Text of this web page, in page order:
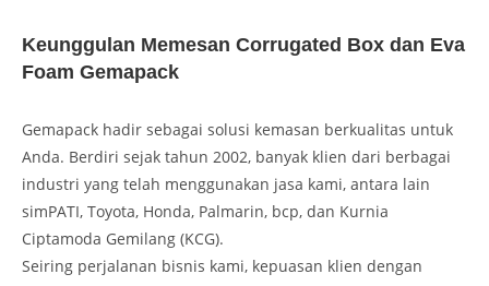
Keunggulan Memesan Corrugated Box dan Eva
Foam Gemapack
Gemapack hadir sebagai solusi kemasan berkualitas untuk
Anda. Berdiri sejak tahun 2002, banyak klien dari berbagai
industri yang telah menggunakan jasa kami, antara lain
simPATI, Toyota, Honda, Palmarin, bcp, dan Kurnia
Ciptamoda Gemilang (KCG).
Seiring perjalanan bisnis kami, kepuasan klien dengan